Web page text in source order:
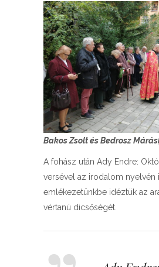
Bakos Zsolt és Bedrosz
A fohász után Ady Endre:
versével az irodalom nyelvén
emlékezetünkbe idéztük az
vértanú dicsőségét.